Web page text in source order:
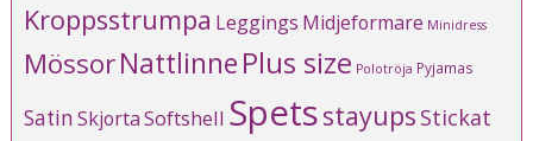
Kroppsstrumpa Leggings Midjeformare Minidress
MössorNattlinnePlus size Polotröja Pyjamas
SatinSkjortaSoftshell Spetsstayups Stickat